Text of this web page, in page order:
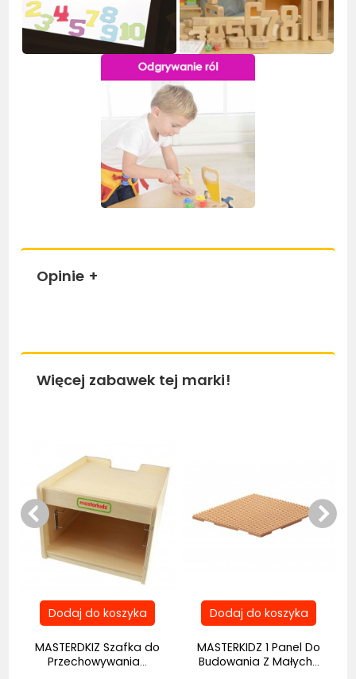
Opinie +
Więcej zabawek tej marki!
MASTERDKIZ Szafka do
Przechowywania...
MASTERKIDZ 1 Panel Do
Budowania Z Małych...